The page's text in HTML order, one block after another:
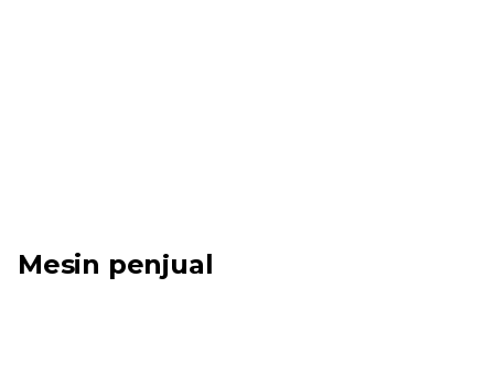
Mesin penjual